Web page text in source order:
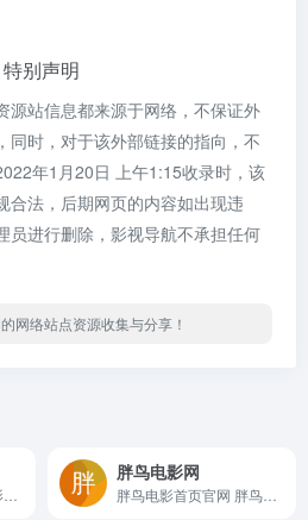
特别声明
源站信息都来源于网络，不保证外
同时，对于该外部链接的指向，不
年1月20日 上午1:15收录时，该
合法，后期网页的内容如出现违
员进行删除，影视导航不承担任何
网络站点资源收集与分享！
胖鸟电影网